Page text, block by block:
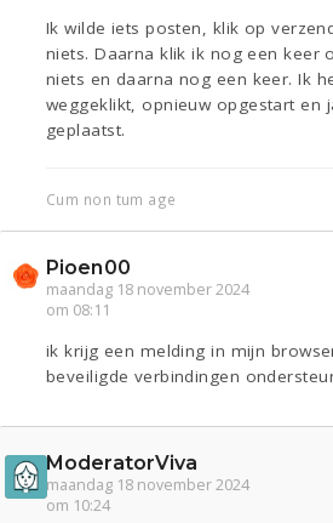
Ik wilde iets posten, klik op
niets. Daarna klik ik nog een keer
niets en daarna nog een keer. Ik
weggeklikt, opnieuw opgestart en
geplaatst.
Cum non tum age
Pioen00
maandag 18 november 2024
om 08:11
ik krijg een melding in mijn
beveiligde verbindingen
ModeratorViva
maandag 18 november 2024
om 10:24